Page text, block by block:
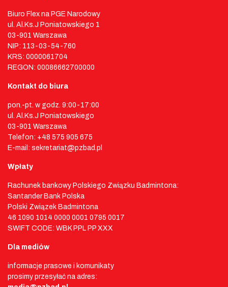
Biuro Flex na PGE Narodowy
ul. Al.Ks.J Poniatowskiego 1
03-901 Warszawa
NIP: 113-03-54-760
KRS: 0000061704
REGON: 00086662700000
Kontakt do biura
pon.-pt. w godz. 9:00-17:00
ul. Al.Ks.J Poniatowskiego
03-901 Warszawa
Telefon: +48 575 905 675
E-mail: sekretariat@pzbad.pl
Wpłaty
Rachunek bankowy Polskiego Związku Badmintona:
Santander Bank Polska
Polski Związek Badmintona
46 1090 1014 0000 0001 0795 0017
SWIFT CODE: WBK PPL PP XXX
Dla mediów
informacje prasowe i komunikaty
prosimy przesyłać na adres: